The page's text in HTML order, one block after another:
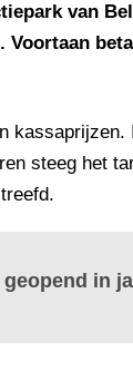
van
Voortaan
kassaprijzen.
steeg het
in